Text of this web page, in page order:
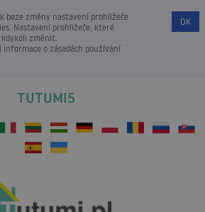
beze změny nastavení prohlížeče
Nastavení prohlížeče, které
změnit.
informace o zásadách používání
OK
TUTUMI5